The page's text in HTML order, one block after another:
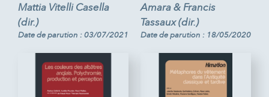
Mattia Vitelli Casella
(dir.)
Date de parution : 03/07/2021
Amara & Francis
Tassaux (dir.)
Date de parution : 18/05/2020